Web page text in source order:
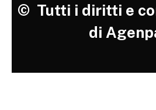
© Tutti i diritti e
di